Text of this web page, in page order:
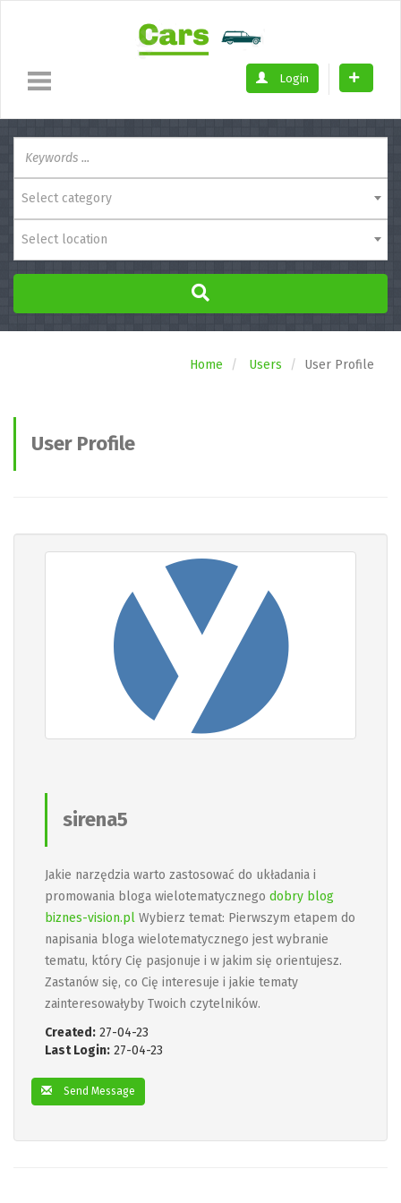
Login
Select category
Select location
Home Users User Profile
User Profile
sirena5
Jakie narzędzia warto zastosować do układania i
promowania bloga wielotematycznego dobry blog
biznes-vision.pl Wybierz temat: Pierwszym etapem do
napisania bloga wielotematycznego jest wybranie
tematu, który Cię pasjonuje i w jakim się orientujesz.
Zastanów się, co Cię interesuje i jakie tematy
zainteresowałyby Twoich czytelników.
Created: 27-04-23
Last Login: 27-04-23
Send Message